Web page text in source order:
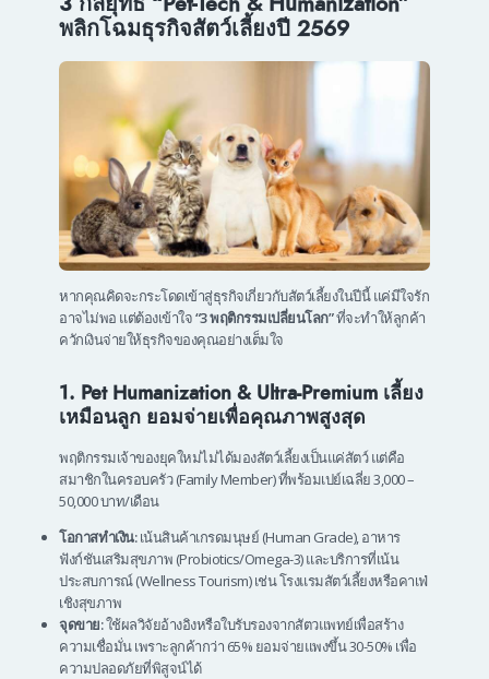
พลิกโฉมธุรกิจสัตว์เลี้ยงปี 2569
หากคุณคิดจะกระโดดเข้าสู่ธุรกิจเกี่ยวกับสัตว์เลี้ยงในปีนี้ แค่มีใจรัก
อาจไม่พอ แต่ต้องเข้าใจ“3 พฤติกรรมเปลี่ยนโลก”ที่จะทำให้ลูกค้า
ควักเงินจ่ายให้ธุรกิจของคุณอย่างเต็มใจ
1. Pet Humanization & Ultra-Premium เลี้ยง
เหมือนลูก ยอมจ่ายเพื่อคุณภาพสูงสุด
พฤติกรรมเจ้าของยุคใหม่ไม่ได้มองสัตว์เลี้ยงเป็นแค่สัตว์ แต่คือ
สมาชิกในครอบครัว (Family Member) ที่พร้อมเปย์เฉลี่ย 3,000 –
50,000 บาท/เดือน
โอกาสทำเงิน:เน้นสินค้าเกรดมนุษย์ (Human Grade), อาหาร
ฟังก์ชันเสริมสุขภาพ (Probiotics/Omega-3) และบริการที่เน้น
ประสบการณ์ (Wellness Tourism) เช่น โรงแรมสัตว์เลี้ยงหรือคาเฟ่
เชิงสุขภาพ
จุดขาย:ใช้ผลวิจัยอ้างอิงหรือใบรับรองจากสัตวแพทย์เพื่อสร้าง
ความเชื่อมั่น เพราะลูกค้ากว่า 65% ยอมจ่ายแพงขึ้น 30-50% เพื่อ
ความปลอดภัยที่พิสูจน์ได้